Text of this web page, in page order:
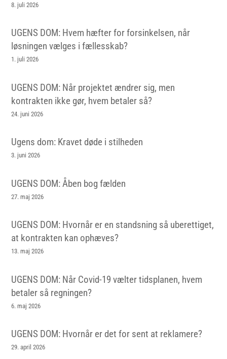
8. juli 2026
UGENS DOM: Hvem hæfter for forsinkelsen, når
løsningen vælges i fællesskab?
1. juli 2026
UGENS DOM: Når projektet ændrer sig, men
kontrakten ikke gør, hvem betaler så?
24. juni 2026
Ugens dom: Kravet døde i stilheden
3. juni 2026
UGENS DOM: Åben bog fælden
27. maj 2026
UGENS DOM: Hvornår er en standsning så uberettiget,
at kontrakten kan ophæves?
13. maj 2026
UGENS DOM: Når Covid-19 vælter tidsplanen, hvem
betaler så regningen?
6. maj 2026
UGENS DOM: Hvornår er det for sent at reklamere?
29. april 2026